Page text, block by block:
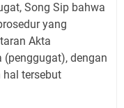
Song Sip bahwa
yang
Akta
(penggugat), dengan
tersebut